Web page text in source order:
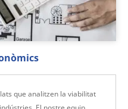
que analitzen la viabilitat